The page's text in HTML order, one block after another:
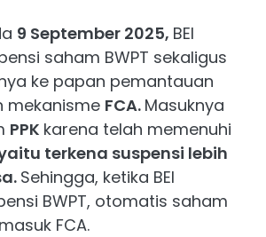
9 September 2025, BEI
saham BWPT sekaligus
ke papan pemantauan
mekanisme FCA. Masuknya
PPK karena telah memenuhi
terkena suspensi lebih
Sehingga, ketika BEI
BWPT, otomatis saham
FCA.